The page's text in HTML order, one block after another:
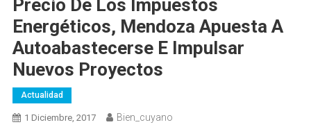
Precio De Los Impuestos
Energéticos, Mendoza Apuesta A
Autoabastecerse E Impulsar
Nuevos Proyectos
Actualidad
1 Diciembre, 2017 Bien_cuyano